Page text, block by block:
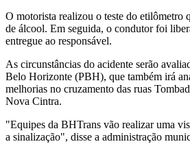
O motorista realizou o teste do etilômetro
de álcool. Em seguida, o condutor foi
entregue ao responsável.
As circunstâncias do acidente serão
Belo Horizonte (PBH), que também irá
melhorias no cruzamento das ruas
Nova Cintra.
"Equipes da BHTrans vão realizar uma
a sinalização", disse a administração